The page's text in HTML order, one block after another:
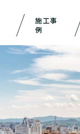
施工事
例